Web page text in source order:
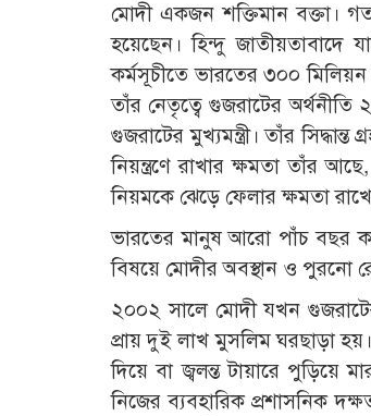
মোদী একজন শক্তিমান বক্তা।
হয়েছেন। হিন্দু জাতীয়তাবাদে
কর্মসূচীতে ভারতের ৩০০ মিলিয়ন
তাঁর নেতৃত্বে গুজরাটের
গুজরাটের মুখ্যমন্ত্রী। তাঁর
নিয়ন্ত্রণে রাখার ক্ষমতা তাঁর
নিয়মকে ঝেড়ে ফেলার ক্ষমতা
ভারতের মানুষ আরো পাঁচ বছর
বিষয়ে মোদীর অবস্থান ও পুরনো
২০০২ সালে মোদী যখন
প্রায় দুই লাখ মুসলিম ঘরছাড়া
দিয়ে বা জ্বলন্ত টায়ারে পুড়িয়ে
নিজের ব্যবহারিক প্রশাসনিক